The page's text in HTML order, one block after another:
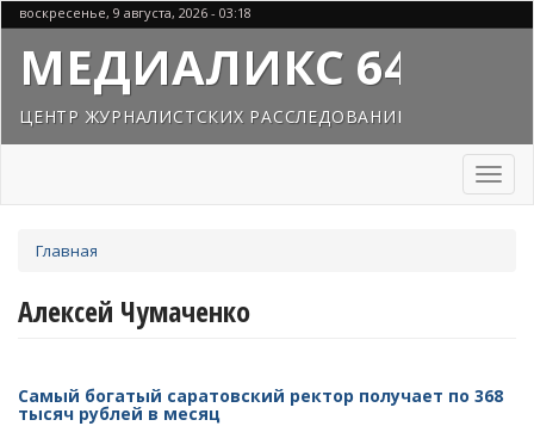
Перейти
к
основному
содержанию
воскресенье, 9 августа, 2026 - 03:18
МЕДИАЛИКС 64
ЦЕНТР ЖУРНАЛИСТСКИХ РАССЛЕДОВАНИЙ
Toggle
здесь
Главная
Алексей Чумаченко
Самый богатый саратовский ректор получает по 368
тысяч рублей в месяц